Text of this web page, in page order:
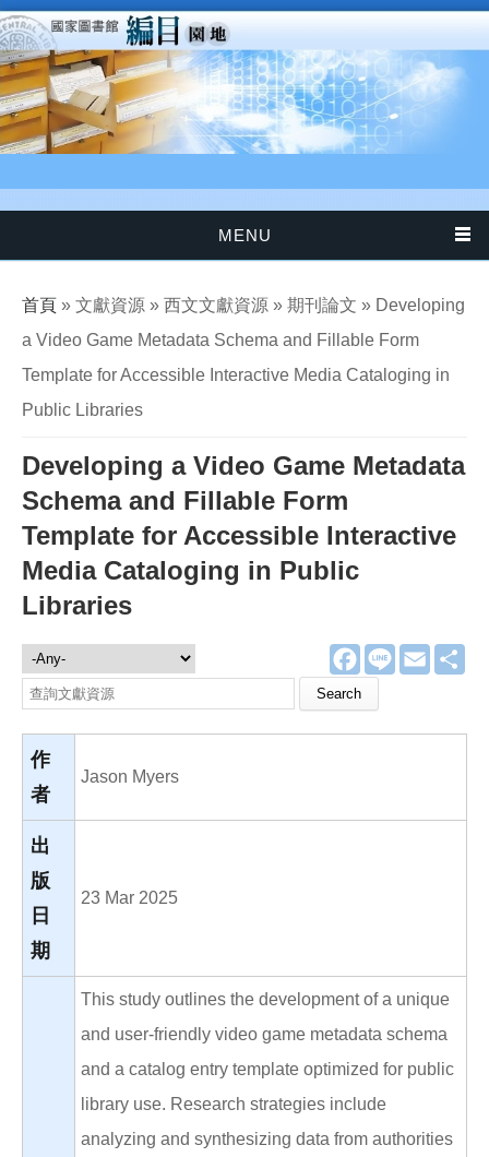
移至主內容
MENU
您在這裡
首頁 » 文獻資源 » 西文文獻資源 » 期刊論文 » Developing
a Video Game Metadata Schema and Fillable Form
Template for Accessible Interactive Media Cataloging in
Public Libraries
Developing a Video Game Metadata
Schema and Fillable Form
Template for Accessible Interactive
Media Cataloging in Public
Libraries
F
a
e
o
L
E
m
文獻資源
Search this site
作
者
Jason Myers
出
版
日
期
23 Mar 2025
This study outlines the development of a unique
and user-friendly video game metadata schema
and a catalog entry template optimized for public
library use. Research strategies include
analyzing and synthesizing data from authorities